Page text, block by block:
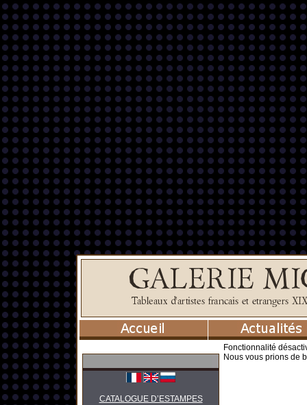
CATALOGUE D’ESTAMPES
Fonctionnalité
Nous vous prions de